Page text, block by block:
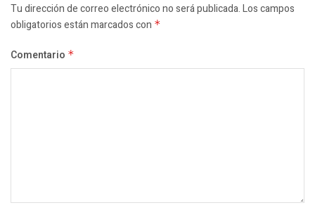
Tu dirección de correo electrónico no será publicada.Los campos
obligatorios están marcados con *
Comentario *